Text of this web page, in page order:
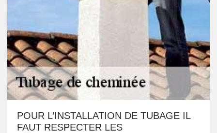
POUR L’INSTALLATION DE TUBAGE IL
FAUT RESPECTER LES